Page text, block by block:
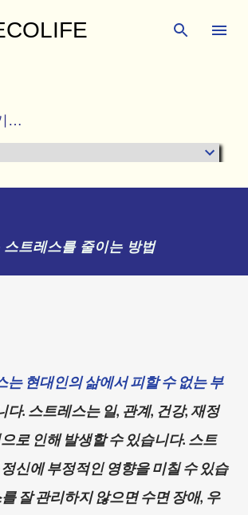
본 콘텐츠로 건너뛰기
…
스트레스를 줄이는 방법
는 현대인의 삶에서 피할 수 없는 부
다. 스트레스는 일, 관계, 건강, 재정
로 인해 발생할 수 있습니다. 스트
신에 부정적인 영향을 미칠 수 있습
잘 관리하지 않으면 수면 장애, 우